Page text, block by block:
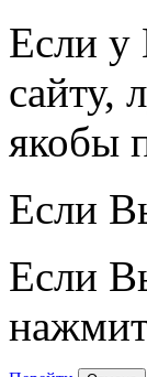
Если у
сайту,
якобы
Если
Если